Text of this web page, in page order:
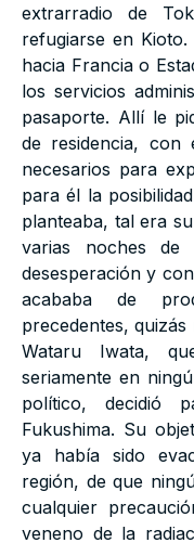
extrarradio de
refugiarse en
hacia Francia o
los servicios
pasaporte. Allí le
de residencia, con
necesarios para
para él la
planteaba, tal era
varias noches de
desesperación y
acababa de
precedentes,
Wataru Iwata,
seriamente en
político, decidió
Fukushima. Su
ya había sido
región, de que
cualquier
veneno de la